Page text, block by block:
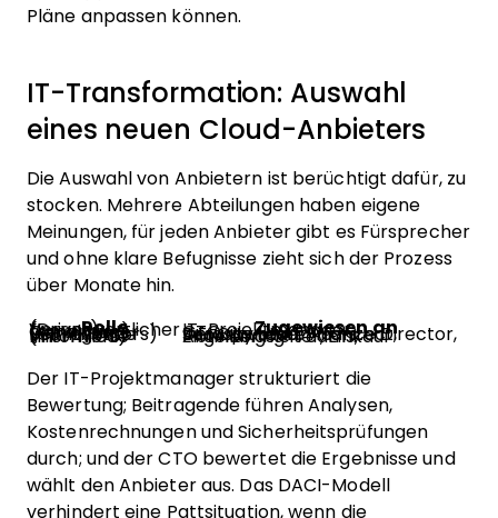
Pläne anpassen können.
IT-Transformation: Auswahl
eines neuen Cloud-Anbieters
Die Auswahl von Anbietern ist berüchtigt dafür, zu
stocken. Mehrere Abteilungen haben eigene
Meinungen, für jeden Anbieter gibt es Fürsprecher
und ohne klare Befugnisse zieht sich der Prozess
über Monate hin.
Rolle Zugewiesen an
Verantwortlicher (Driver) IT-Projektmanager
Genehmiger (Approver) CTO
Beitragende (Contributors) Infrastructure Architect, Security Lead, Finance Director, DevOps Lead
Informierte (Informed) Engineering-Teams, Abteilungsleiter, Einkauf
Der IT-Projektmanager strukturiert die
Bewertung; Beitragende führen Analysen,
Kostenrechnungen und Sicherheitsprüfungen
durch; und der CTO bewertet die Ergebnisse und
wählt den Anbieter aus. Das DACI-Modell
verhindert eine Pattsituation, wenn die